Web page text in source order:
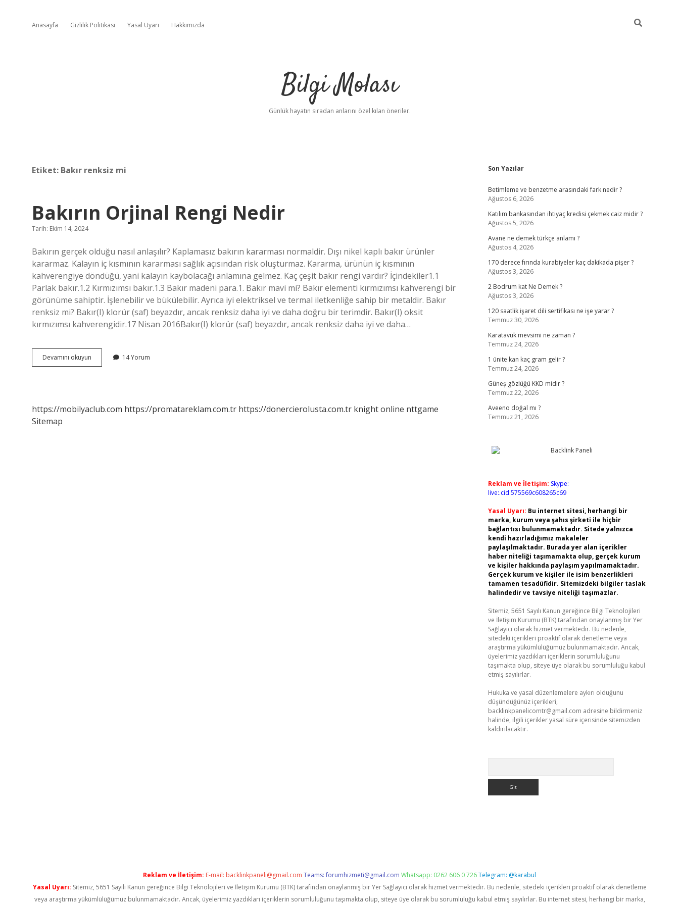
Anasayfa Gizlilik Politikası Yasal Uyarı Hakkımızda
Bilgi Molası
Günlük hayatın sıradan anlarını özel kılan öneriler.
Etiket: Bakır renksiz mi
Bakırın Orjinal Rengi Nedir
Tarih: Ekim 14, 2024
Bakırın gerçek olduğu nasıl anlaşılır? Kaplamasız bakırın kararması normaldir. Dışı nikel kaplı bakır ürünler
kararmaz. Kalayın iç kısmının kararması sağlık açısından risk oluşturmaz. Kararma, ürünün iç kısmının
kahverengiye döndüğü, yani kalayın kaybolacağı anlamına gelmez. Kaç çeşit bakır rengi vardır? İçindekiler1.1
Parlak bakır.1.2 Kırmızımsı bakır.1.3 Bakır madeni para.1. Bakır mavi mi? Bakır elementi kırmızımsı kahverengi bir
görünüme sahiptir. İşlenebilir ve bükülebilir. Ayrıca iyi elektriksel ve termal iletkenliğe sahip bir metaldir. Bakır
renksiz mi? Bakır(I) klorür (saf) beyazdır, ancak renksiz daha iyi ve daha doğru bir terimdir. Bakır(I) oksit
kırmızımsı kahverengidir.17 Nisan 2016Bakır(I) klorür (saf) beyazdır, ancak renksiz daha iyi ve daha…
Devamını okuyun
Orjinal
14 Yorum
https://mobilyaclub.com https://promatareklam.com.tr https://donercierolusta.com.tr knight online nttgame
Sitemap
Sidebar
Son Yazılar
Betimleme ve benzetme arasındaki fark nedir ?
Ağustos 6, 2026
Katılım bankasından ihtiyaç kredisi çekmek caiz midir ?
Ağustos 5, 2026
Avane ne demek türkçe anlamı ?
Ağustos 4, 2026
170 derece fırında kurabiyeler kaç dakikada pişer ?
Ağustos 3, 2026
2 Bodrum kat Ne Demek ?
Ağustos 3, 2026
120 saatlik işaret dili sertifikası ne işe yarar ?
Temmuz 30, 2026
Karatavuk mevsimi ne zaman ?
Temmuz 24, 2026
1 ünite kan kaç gram gelir ?
Temmuz 24, 2026
Güneş gözlüğü KKD midir ?
Temmuz 22, 2026
Aveeno doğal mı ?
Temmuz 21, 2026
Reklam ve İletişim: Skype:
live:.cid.575569c608265c69
Yasal Uyarı: Bu internet sitesi, herhangi bir
marka, kurum veya şahıs şirketi ile hiçbir
bağlantısı bulunmamaktadır. Sitede yalnızca
kendi hazırladığımız makaleler
paylaşılmaktadır. Burada yer alan içerikler
haber niteliği taşımamakta olup, gerçek kurum
ve kişiler hakkında paylaşım yapılmamaktadır.
Gerçek kurum ve kişiler ile isim benzerlikleri
tamamen tesadüfidir. Sitemizdeki bilgiler taslak
halindedir ve tavsiye niteliği taşımazlar.
Sitemiz, 5651 Sayılı Kanun gereğince Bilgi Teknolojileri
ve İletişim Kurumu (BTK) tarafından onaylanmış bir Yer
Sağlayıcı olarak hizmet vermektedir. Bu nedenle,
sitedeki içerikleri proaktif olarak denetleme veya
araştırma yükümlülüğümüz bulunmamaktadır. Ancak,
üyelerimiz yazdıkları içeriklerin sorumluluğunu
taşımakta olup, siteye üye olarak bu sorumluluğu kabul
etmiş sayılırlar.
Hukuka ve yasal düzenlemelere aykırı olduğunu
düşündüğünüz içerikleri,
backlinkpanelicomtr@gmail.com adresine bildirmeniz
halinde, ilgili içerikler yasal süre içerisinde sitemizden
kaldırılacaktır.
Reklam ve İletişim: E-mail: backlinkpaneli@gmail.com Teams:forumhizmeti@gmail.com Whatsapp: 0262 606 0 726Telegram: @karabul
Yasal Uyarı: Sitemiz, 5651 Sayılı Kanun gereğince Bilgi Teknolojileri ve İletişim Kurumu (BTK) tarafından onaylanmış bir Yer Sağlayıcı olarak hizmet vermektedir. Bu nedenle, sitedeki içerikleri proaktif olarak denetleme
veya araştırma yükümlülüğümüz bulunmamaktadır. Ancak, üyelerimiz yazdıkları içeriklerin sorumluluğunu taşımakta olup, siteye üye olarak bu sorumluluğu kabul etmiş sayılırlar. Bu internet sitesi, herhangi bir marka,